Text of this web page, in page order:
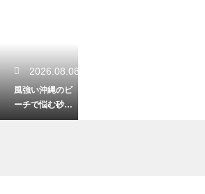
2026.08.08
風強い沖縄のビ
ーチで悩む砂
埃！快適に過ご